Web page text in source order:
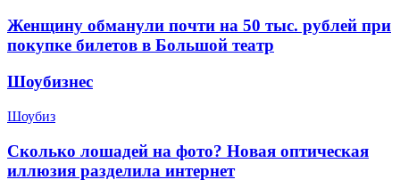
Женщину обманули почти на 50 тыс. рублей при
покупке билетов в Большой театр
Шоубизнес
Шоубиз
Сколько лошадей на фото? Новая оптическая
иллюзия разделила интернет